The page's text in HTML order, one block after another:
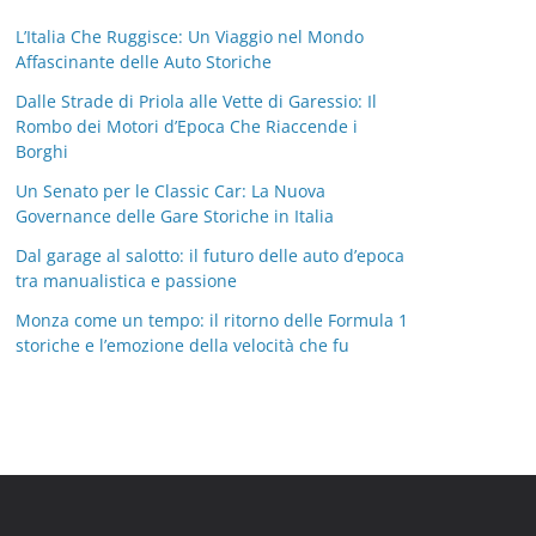
L’Italia Che Ruggisce: Un Viaggio nel Mondo
Affascinante delle Auto Storiche
Dalle Strade di Priola alle Vette di Garessio: Il
Rombo dei Motori d’Epoca Che Riaccende i
Borghi
Un Senato per le Classic Car: La Nuova
Governance delle Gare Storiche in Italia
Dal garage al salotto: il futuro delle auto d’epoca
tra manualistica e passione
Monza come un tempo: il ritorno delle Formula 1
storiche e l’emozione della velocità che fu